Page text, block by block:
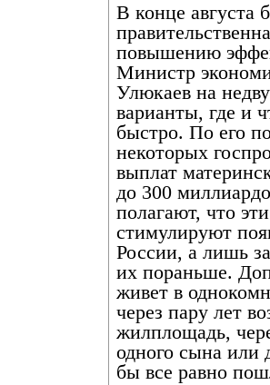
В конце августа
повышению
Министр
Улюкаев на
варианты, где и
быстро. По его
некоторых
выплат
до 300
полагают, что
стимулируют
России, а лишь
их пораньше.
живет в
через пару лет
жилплощадь,
одного сына или
бы все равно